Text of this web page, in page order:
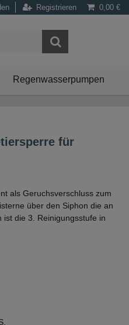
Registrieren 0,00 €
Regenwasserpumpen
für
als Geruchsverschluss zum
über den Siphon die an
die 3. Reinigungsstufe in